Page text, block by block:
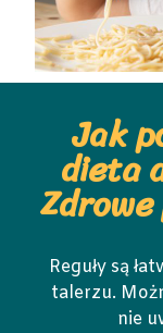
Jak
dieta
Reguły są
talerzu.
nie